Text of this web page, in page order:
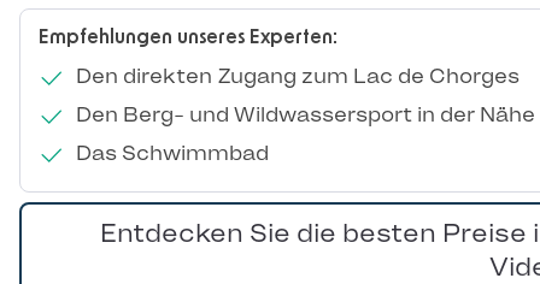
Empfehlungen unseres Experten:
Den direkten Zugang zum Lac de Chorges
Den Berg- und Wildwassersport in der Nähe
Das Schwimmbad
Entdecken Sie die besten Preise